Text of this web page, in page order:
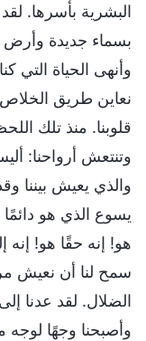
البشرية بأسرها.
بسماء جديدة وأرض
وأنهى الحياة التي
نعاين طريق الخلاص
قلوبنا. منذ تلك
وتنتعش أرواحنا:
والذي يعيش بيننا
يسوع الذي هو دائمًا
هو! إنه حقًا هو! إنه
سمح لنا أن نعيش
الضلال. لقد عدنا
وأصبحنا وجهًا لوجه